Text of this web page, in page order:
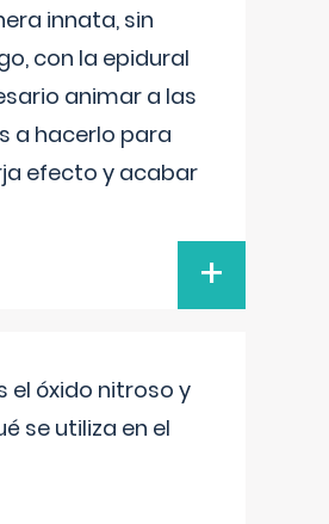
innata, sin
con la epidural
animar a las
a hacerlo para
efecto y acabar
+
el óxido nitroso y
se utiliza en el